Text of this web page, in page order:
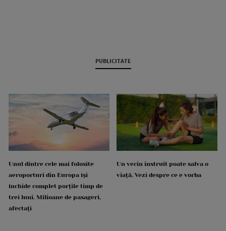
PUBLICITATE
Unul dintre cele mai folosite
aeroporturi din Europa își
închide complet porțile timp de
trei luni. Milioane de pasageri,
afectați
Un vecin instruit poate salva o
viață. Vezi despre ce e vorba